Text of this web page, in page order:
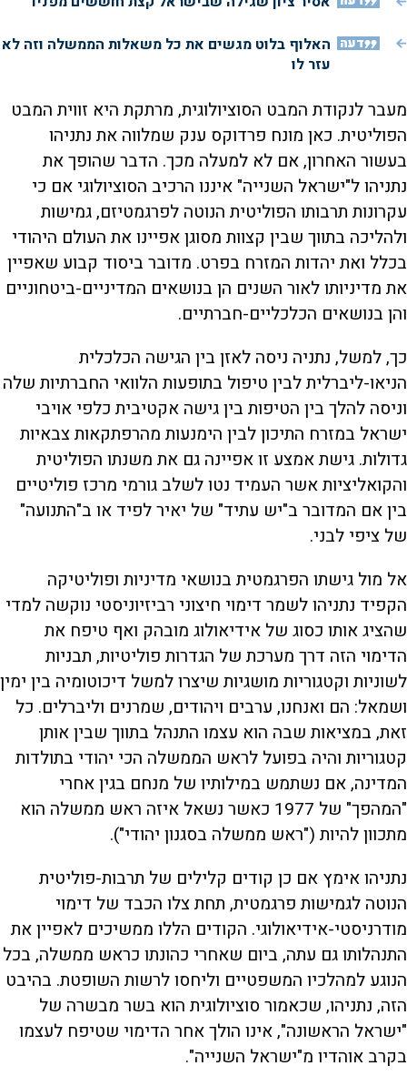
דעה האלוף בלוט מגשים את כל משאלות הממשלה וזה לא
עזר לו
מעבר לנקודת המבט הסוציולוגית, מרתקת היא זווית המבט
הפוליטית. כאן מונח פרדוקס ענק שמלווה את נתניהו
בעשור האחרון, אם לא למעלה מכך. הדבר שהופך את
נתניהו ל"ישראל השנייה" איננו הרכיב הסוציולוגי אם כי
עקרונות תרבותו הפוליטית הנוטה לפרגמטיזם, גמישות
ולהליכה בתווך שבין קצוות מסוגן אפיינו את העולם היהודי
בכלל ואת יהדות המזרח בפרט. מדובר ביסוד קבוע שאפיין
את מדיניותו לאור השנים הן בנושאים המדיניים-ביטחוניים
והן בנושאים הכלכליים-חברתיים.
כך, למשל, נתניה ניסה לאזן בין הגישה הכלכלית
הניאו-ליברלית לבין טיפול בתופעות הלוואי החברתיות שלה
וניסה להלך בין הטיפות בין גישה אקטיבית כלפי אויבי
ישראל במזרח התיכון לבין הימנעות מהרפתקאות צבאיות
גדולות. גישת אמצע זו אפיינה גם את משנתו הפוליטית
והקואליציות אשר העמיד נטו לשלב גורמי מרכז פוליטיים
בין אם המדובר ב"יש עתיד" של יאיר לפיד או ב"התנועה"
של ציפי לבני.
אל מול גישתו הפרגמטית בנושאי מדיניות ופוליטיקה
הקפיד נתניהו לשמר דימוי חיצוני רביזיוניסטי נוקשה למדי
שהציג אותו כסוג של אידיאולוג מובהק ואף טיפח את
הדימוי הזה דרך מערכת של הגדרות פוליטיות, תבניות
לשוניות וקטגוריות מושגיות שיצרו למשל דיכוטומיה בין ימין
ושמאל: הם ואנחנו, ערבים ויהודים, שמרנים וליברלים. כל
זאת, במציאות שבה הוא עצמו התנהל בתווך שבין אותן
קטגוריות והיה בפועל לראש הממשלה הכי יהודי בתולדות
המדינה, אם נשתמש במילותיו של מנחם בגין אחרי
"המהפך" של 1977 כאשר נשאל איזה ראש ממשלה הוא
מתכוון להיות ("ראש ממשלה בסגנון יהודי").
נתניהו אימץ אם כן קודים קלילים של תרבות-פוליטית
הנוטה לגמישות פרגמטית, תחת צלו הכבד של דימוי
מודרניסטי-אידיאולוגי. הקודים הללו ממשיכים לאפיין את
התנהלותו גם עתה, ביום שאחרי כהונתו כראש ממשלה, בכל
הנוגע למהלכיו המשפטיים וליחסו לרשות השופטת. בהיבט
הזה, נתניהו, שכאמור סוציולוגית הוא בשר מבשרה של
"ישראל הראשונה", אינו הולך אחר הדימוי שטיפח לעצמו
בקרב אוהדיו מ"ישראל השנייה".